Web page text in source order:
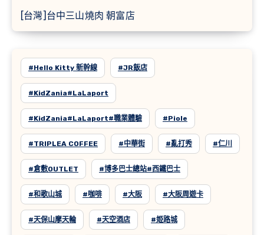
[台灣]台中三山燒肉 朝富店
#Hello Kitty 新幹線 #JR飯店
#KidZania#LaLaport
#KidZania#LaLaport#職業體驗 #Piole
#TRIPLEA COFFEE #中華街 #亂打秀 #仁川
#倉敷OUTLET #博多巴士總站#西鐵巴士
#和歌山城 #咖啡 #大阪 #大阪周遊卡
#天保山摩天輪 #天空酒店 #姫路城